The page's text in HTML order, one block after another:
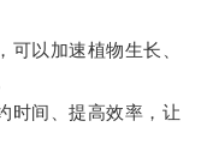
以加速植物生长、
间、提高效率，让